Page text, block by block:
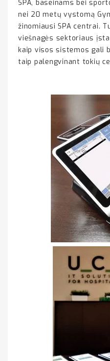
SPA, baseinams bei
nei 20 metų vystomą
žinomiausi SPA centrai.
viešnagės sektoriaus
kaip visos sistemos gali
taip palengvinant tokių